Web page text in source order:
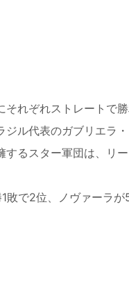
れぞれストレートで
ル代表のガブリエラ
るスター軍団は、リ
1敗で2位、ノヴァーラが